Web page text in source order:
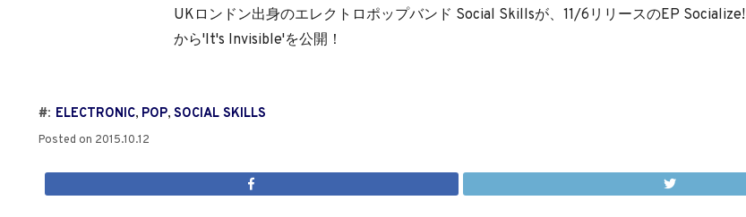
UKロンドン出身のエレクトロポップバンド Social Skillsが、11/6リリースのEP Socialize!
から'It's Invisible'を公開！
#: ELECTRONIC, POP, SOCIAL SKILLS
Posted on 2015.10.12